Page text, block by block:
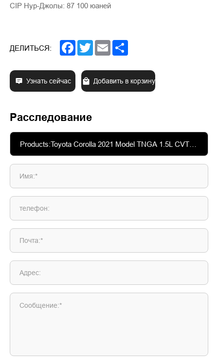
CIP Нур-Джолы: 87 100 юаней
ДЕЛИТЬСЯ: Facebook
TwitterEmail
Узнать сейчас Добавить в корзину
Расследование
Имя:*
телефон:
Почта:*
Адрес:
Сообщение:*